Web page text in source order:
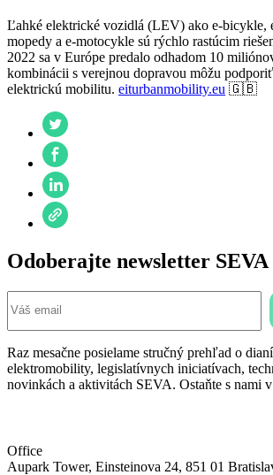
Ľahké elektrické vozidlá (LEV) ako e-bicykle,
mopedy a e-motocykle sú rýchlo rastúcim
2022 sa v Európe predalo odhadom 10
kombinácii s verejnou dopravou môžu
elektrickú mobilitu. eiturbanmobility.eu 🇬🇧
Odoberajte newsletter SEVA
Raz mesačne posielame stručný prehľad o
elektromobility, legislatívnych iniciatívach,
novinkách a aktivitách SEVA. Ostaňte s nami
Office
Aupark Tower, Einsteinova 24, 851 01